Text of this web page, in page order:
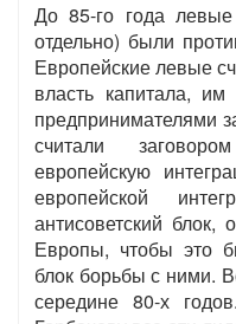
До 85-го года
отдельно) были
Европейские левые
власть капитала,
предпринимателями
считали
европейскую
европейской
антисоветский блок,
Европы, чтобы это
блок борьбы с ними.
середине 80-х